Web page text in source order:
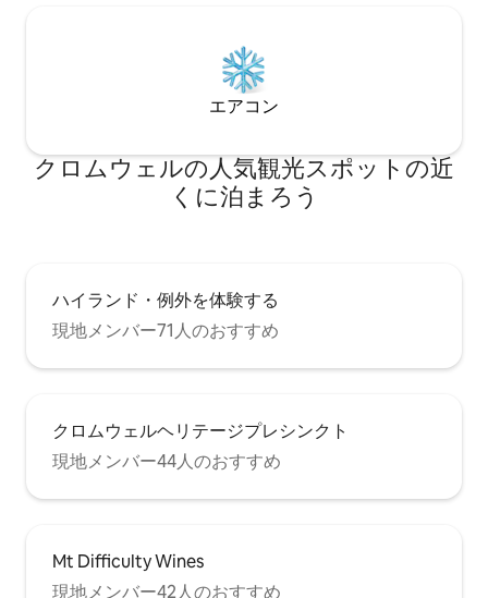
エアコン
クロムウェルの人気観光スポットの近
くに泊まろう
ハイランド・例外を体験する
現地メンバー71人のおすすめ
クロムウェルヘリテージプレシンクト
現地メンバー44人のおすすめ
Mt Difficulty Wines
現地メンバー42人のおすすめ